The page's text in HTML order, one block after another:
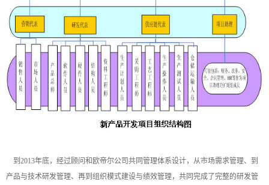
到2013年底，经过顾问和欧帝尔公司共同管理体系设计，从市场需求管理、到
产品与技术研发管理、再到组织模式建设与绩效管理，共同完成了完整的研发管